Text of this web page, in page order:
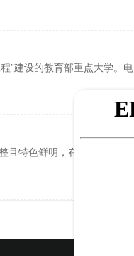
”建设的教育部重点大学。电
特色鲜明，在国内享有较